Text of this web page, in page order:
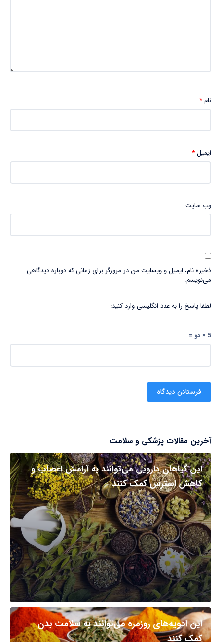
نام*
ایمیل*
وب‌ سایت
ذخیره نام، ایمیل و وبسایت من در مرورگر برای زمانی که دوباره دیدگاهی
می‌نویسم.
لطفا پاسخ را به عدد انگلیسی وارد کنید:
5 × دو =
آخرین مقالات پزشکی و سلامت
این گیاهان دارویی می‌توانند به آرامش اعصاب و
کاهش استرس کمک کنند
این ادویه‌های روزمره می‌توانند به سلامت بدن
کمک کنند